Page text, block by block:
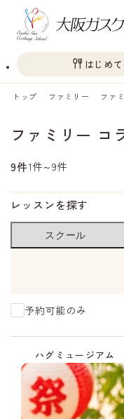
はじめ
トップ ファミリー ファ
ファミリー コ
9件1件～9件
レッスンを探す
スクール
予約可能のみ
ハグミュージアム